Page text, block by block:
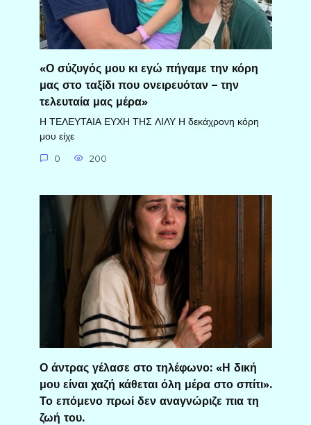
«Ο σύζυγός μου κι εγώ πήγαμε την κόρη
μας στο ταξίδι που ονειρευόταν – την
τελευταία μας μέρα»
Η ΤΕΛΕΥΤΑΙΑ ΕΥΧΗ ΤΗΣ ΛΙΛΥ Η δεκάχρονη κόρη
μου είχε
0 200
Ο άντρας γέλασε στο τηλέφωνο: «Η δική
μου είναι χαζή κάθεται όλη μέρα στο σπίτι».
Το επόμενο πρωί δεν αναγνώριζε πια τη
ζωή του.